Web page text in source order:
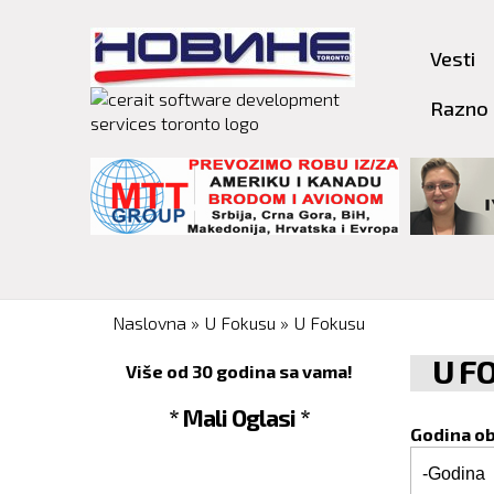
Vesti
Razno
You are here
Naslovna » U Fokusu » U Fokusu
Više od 30 godina sa vama!
* Mali Oglasi *
U
Godina